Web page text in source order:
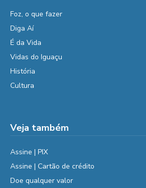
Foz, o que fazer
Diga Aí
É da Vida
Vidas do Iguaçu
História
Cultura
Veja também
Assine | PIX
Assine | Cartão de crédito
Doe qualquer valor